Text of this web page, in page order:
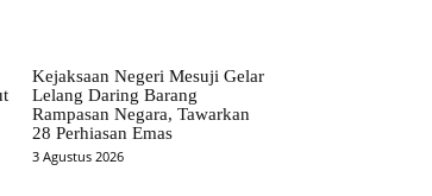
Kejaksaan Negeri Mesuji Gelar
Lelang Daring Barang
Rampasan Negara, Tawarkan
28 Perhiasan Emas
3 Agustus 2026